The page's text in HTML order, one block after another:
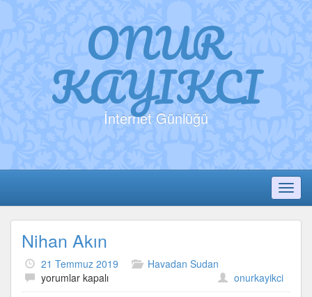
ONUR
KAYIKCI
İnternet Günlüğü
Nihan Akın
21 Temmuz 2019
Havadan Sudan
Nihan
yorumlar kapalı onurkayikci